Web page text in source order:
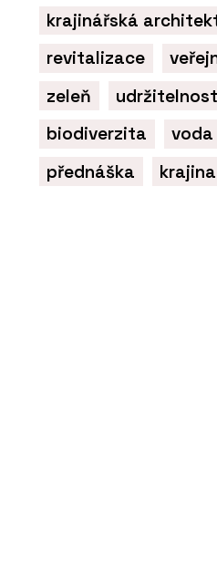
krajinářská
revitalizace
zeleň
udržitelnost
biodiverzita
voda
přednáška
krajina